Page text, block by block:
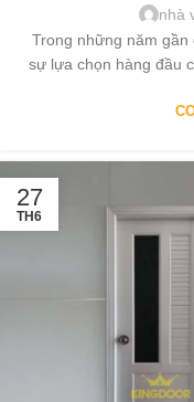
nhà
Trong những năm
sự lựa chọn hàng đầu
27
TH6